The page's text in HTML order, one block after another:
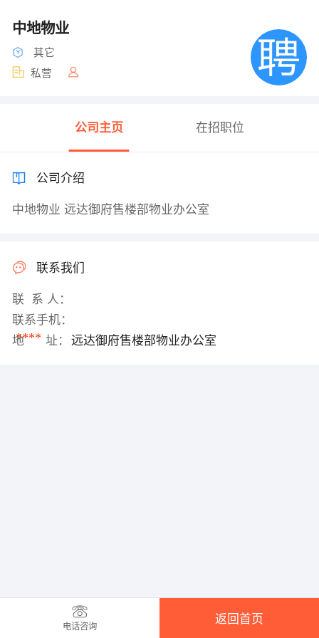
中地物业
其它
私营
公司主页 在招职位
公司介绍
中地物业 远达御府售楼部物业办公室
联系我们
联 系 人：
联系手机：
****
地 址： 远达御府售楼部物业办公室
电话咨询
返回首页